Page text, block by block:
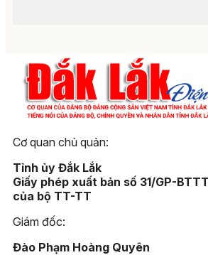
Cơ quan chủ quản:
Tỉnh ủy Đắk Lắk
Giấy phép xuất bản số 31/GP-
của bộ TT-TT
Giám đốc:
Đào Phạm Hoàng Quyên